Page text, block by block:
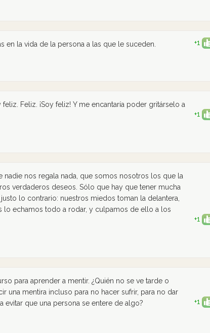
en la vida de la persona a las que le suceden. +1
Feliz. ¡Soy feliz! Y me encantaría poder gritárselo a
+1
nadie nos regala nada, que somos nosotros los que la
verdaderos deseos. Sólo que hay que tener mucha
lo contrario: nuestros miedos toman la delantera,
lo echamos todo a rodar, y culpamos de ello a los
+1
para aprender a mentir. ¿Quién no se ve tarde o
una mentira incluso para no hacer sufrir, para no dar
evitar que una persona se entere de algo?
+1